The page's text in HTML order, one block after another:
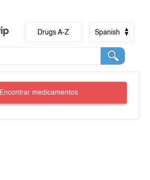
Drugs A-Z Spanish
Encontrar medicamentos